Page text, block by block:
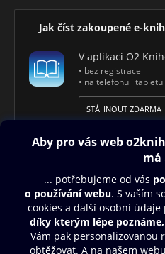
Jak číst zakoupené e-
V aplikaci O2
• bez registrace
• na telefonu i tabletu
STÁHNOUT ZDARMA
Obsah ke stažení
Moje O2 Knihovna